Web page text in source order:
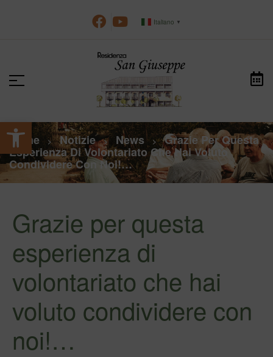
Apri la barra degli strumenti
Italiano ▼
Home > Notizie > News > Grazie Per Questa
Esperienza Di Volontariato Che Hai Voluto
Condividere Con Noi!…
Grazie per questa
esperienza di
volontariato che hai
voluto condividere con
noi!…